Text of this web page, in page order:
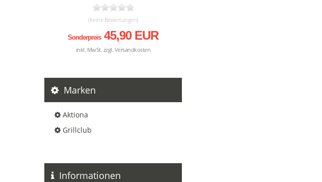
(Keine Bewertungen)
Sonderpreis45,90 EUR
inkl. MwSt. zzgl. Versandkosten
Marken
Aktiona
Grillclub
Informationen